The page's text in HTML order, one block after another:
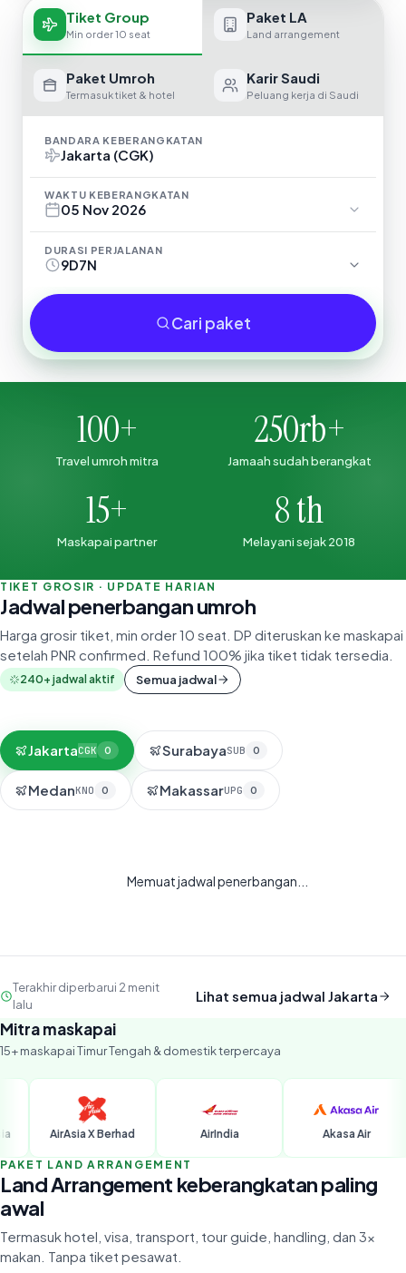
Tiket Group
Min order 10 seat
Paket LA
Land arrangement
Paket Umroh
Termasuk tiket & hotel
Karir Saudi
Peluang kerja di Saudi
BANDARA KEBERANGKATAN
WAKTU KEBERANGKATAN
05 Nov 2026
DURASI PERJALANAN
9D7N
Cari paket
100+
Travel umroh mitra
250rb+
Jamaah sudah berangkat
15+
Maskapai partner
8 th
Melayani sejak 2018
TIKET GROSIR · UPDATE HARIAN
Jadwal penerbangan umroh
Harga grosir tiket, min order 10 seat. DP diteruskan ke maskapai
setelah PNR confirmed. Refund 100% jika tiket tidak tersedia.
240+ jadwal aktif Semua jadwal
JakartaCGK 0 SurabayaSUB 0
MedanKNO 0 MakassarUPG 0
Memuat jadwal penerbangan...
Terakhir diperbarui 2 menit
lalu
Lihat semua jadwal Jakarta
Mitra maskapai
15+ maskapai Timur Tengah & domestik terpercaya
X Berhad AirIndia
PAKET LAND ARRANGEMENT
Land Arrangement keberangkatan paling
awal
Termasuk hotel, visa, transport, tour guide, handling, dan 3×
makan. Tanpa tiket pesawat.